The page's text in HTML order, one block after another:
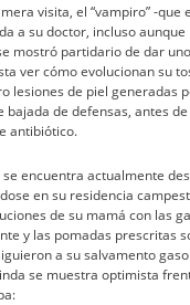
visita, el “vampiro” -que
a su doctor, incluso aunque
mostró partidario de dar
ver cómo evolucionan su
lesiones de piel generadas
bajada de defensas, antes
antibiótico.
se encuentra actualmente
en su residencia
de su mamá con las
y las pomadas prescritas
a su salvamento
se muestra optimista